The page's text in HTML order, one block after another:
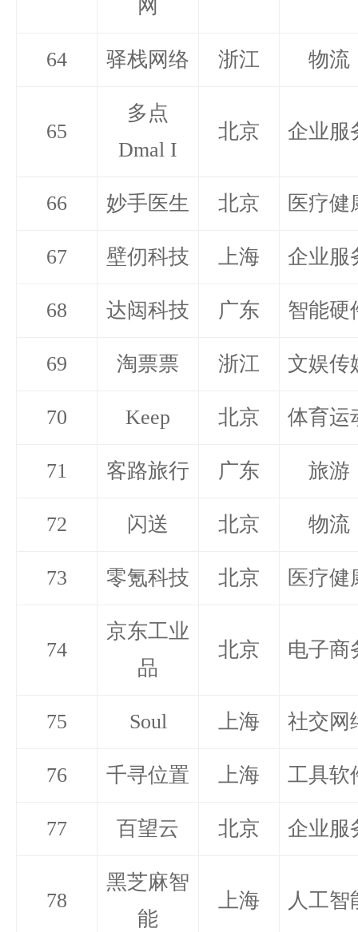
网
64 驿栈网络 浙江 物流
65
多点
Dmal I
北京 企业服
66 妙手医生 北京 医疗健
67 壁仞科技 上海 企业服
68 达闼科技 广东 智能硬
69 淘票票 浙江 文娱传
70 Keep 北京 体育运
71 客路旅行 广东 旅游
72 闪送 北京 物流
73 零氪科技 北京 医疗健
74
京东工业
品
北京 电子商
75 Soul 上海 社交网
76 千寻位置 上海 工具软
77 百望云 北京 企业服
78
黑芝麻智
能
上海 人工智